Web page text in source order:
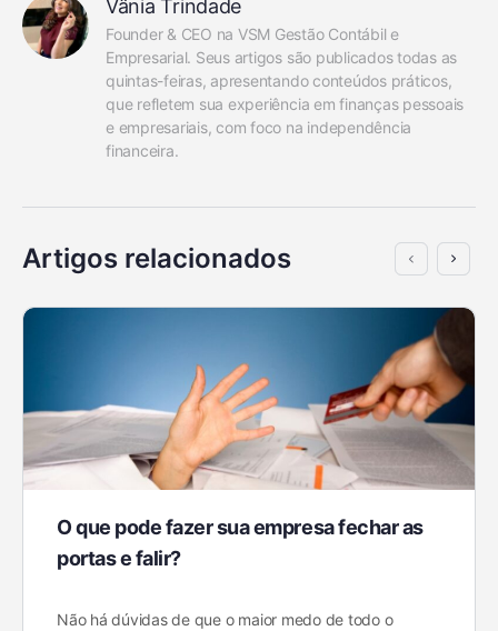
Vânia Trindade
Founder & CEO na VSM Gestão Contábil e
Empresarial. Seus artigos são publicados todas as
quintas-feiras, apresentando conteúdos práticos,
que refletem sua experiência em finanças pessoais
e empresariais, com foco na independência
financeira.
Artigos relacionados
O que pode fazer sua empresa fechar as
portas e falir?
Não há dúvidas de que o maior medo de todo o